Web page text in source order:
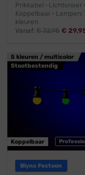
Prikkabel · Lichtsnoer ·
Koppelbaar · Lampen:
kleuren
Vanaf:€32,95 €
5 kleuren / multicolor
Stootbestendig
Koppelbaar
Blynx Festoon